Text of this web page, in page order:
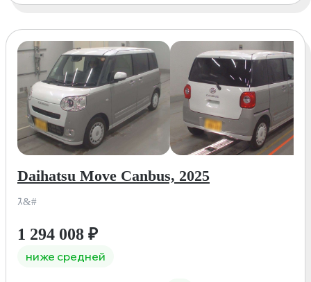
Daihatsu Move Canbus, 2025
ｽ&#
1 294 008 ₽
ниже средней